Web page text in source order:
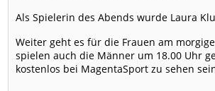
Als Spielerin des Abends wurde Laura
Weiter geht es für die Frauen am
spielen auch die Männer um 18.00 Uhr
kostenlos bei MagentaSport zu sehen